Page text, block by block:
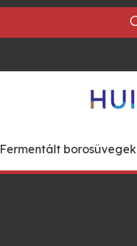
Fermentált borosüvegek